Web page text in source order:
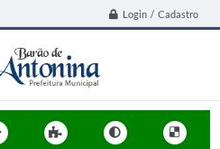
Login / Cadastro